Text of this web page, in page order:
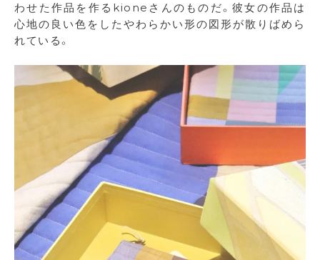
わせた作品を作るkioneさんのものだ。彼女の作品は
心地の良い色をしたやわらかい形の図形が散りばめら
れている。